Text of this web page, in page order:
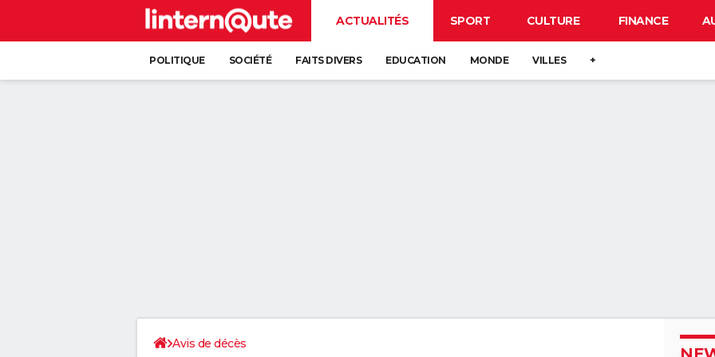
ACTUALITÉS SPORT CULTURE FINANCE
POLITIQUE SOCIÉTÉ FAITS DIVERS EDUCATION MONDE VILLES +
Avis de décès